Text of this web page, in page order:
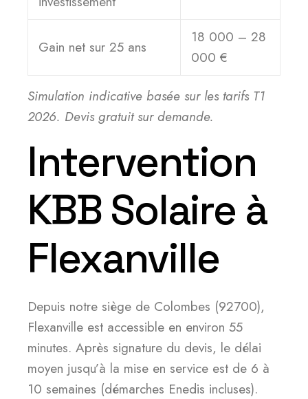
Gain net sur 25 ans
18 000 – 28
000 €
Simulation indicative basée sur les tarifs T1
2026. Devis gratuit sur demande.
Intervention
KBB Solaire à
Flexanville
Depuis notre siège de Colombes (92700),
Flexanville est accessible en environ 55
minutes. Après signature du devis, le délai
moyen jusqu’à la mise en service est de 6 à
10 semaines (démarches Enedis incluses).